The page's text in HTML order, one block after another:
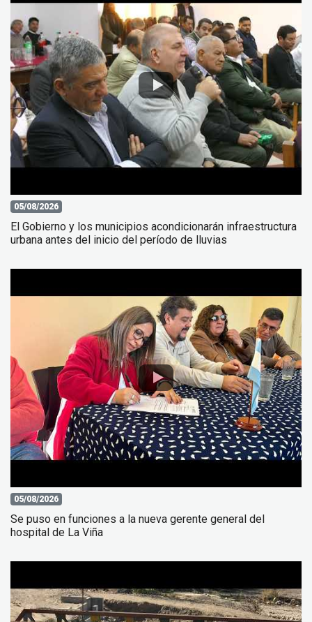
05/08/2026
El Gobierno y los municipios acondicionarán infraestructura
urbana antes del inicio del período de lluvias
05/08/2026
Se puso en funciones a la nueva gerente general del
hospital de La Viña